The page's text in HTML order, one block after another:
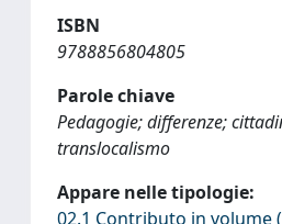
ISBN
9788856804805
Parole chiave
Pedagogie; differenze;
translocalismo
Appare nelle tipologie:
02.1 Contributo in volume